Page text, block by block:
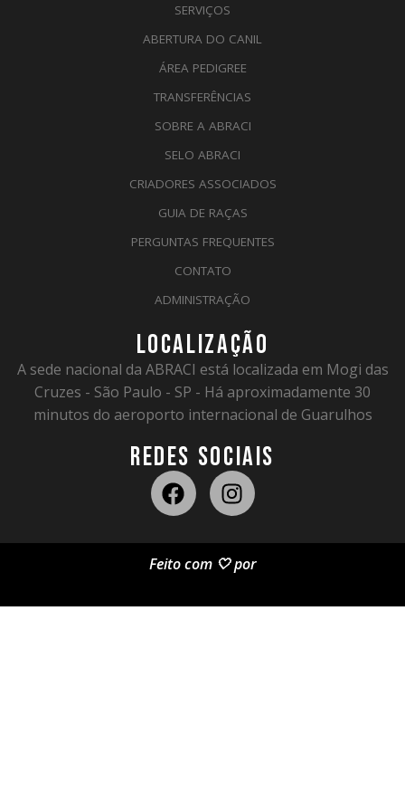
SERVIÇOS
ABERTURA DO CANIL
ÁREA PEDIGREE
TRANSFERÊNCIAS
SOBRE A ABRACI
SELO ABRACI
CRIADORES ASSOCIADOS
GUIA DE RAÇAS
PERGUNTAS FREQUENTES
CONTATO
ADMINISTRAÇÃO
LOCALIZAÇÃO
A sede nacional da ABRACI está localizada em Mogi das
Cruzes - São Paulo - SP - Há aproximadamente 30
minutos do aeroporto internacional de Guarulhos
REDES SOCIAIS
Feito com 🤍 por